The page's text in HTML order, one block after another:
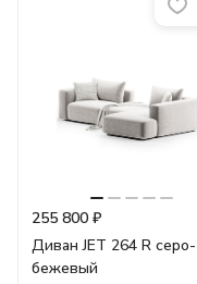
255 800 ₽
Диван JET 264 R серо-
бежевый